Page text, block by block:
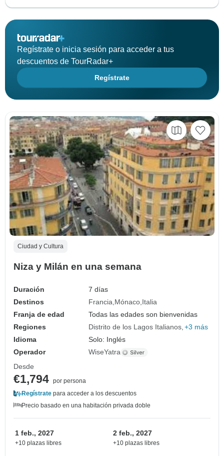
Regístrate o inicia sesión para acceder a tus
descuentos de TourRadar+
Regístrate
Ciudad y Cultura
Niza y Milán en una semana
Duración
7 días
Destinos
Francia Mónaco Italia
Franja de edad
Todas las edades son bienvenidas
Regiones
Distrito de los Lagos Italianos +3 más
Idioma
Solo: Inglés
Operador
WiseYatra
Desde
€1,794 por persona
Regístrate para acceder a los descuentos
Precio basado en una habitación privada doble
1 feb., 2027
+10 plazas libres
2 feb., 2027
+10 plazas libres